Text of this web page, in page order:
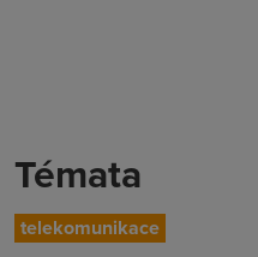
Témata
telekomunikace